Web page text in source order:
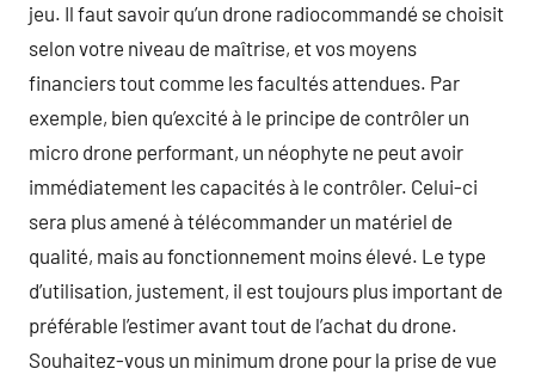
jeu. Il faut savoir qu’un drone radiocommandé se choisit
selon votre niveau de maîtrise, et vos moyens
financiers tout comme les facultés attendues. Par
exemple, bien qu’excité à le principe de contrôler un
micro drone performant, un néophyte ne peut avoir
immédiatement les capacités à le contrôler. Celui-ci
sera plus amené à télécommander un matériel de
qualité, mais au fonctionnement moins élevé. Le type
d’utilisation, justement, il est toujours plus important de
préférable l’estimer avant tout de l’achat du drone.
Souhaitez-vous un minimum drone pour la prise de vue